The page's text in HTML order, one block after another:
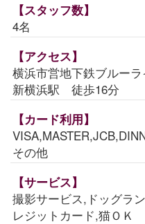
【スタッフ数】
4名
【アクセス】
横浜市営地下鉄ブルー
新横浜駅 徒歩16分
【カード利用】
その他
【サービス】
撮影サービス,ドッグラ
レジットカード,猫ＯＫ